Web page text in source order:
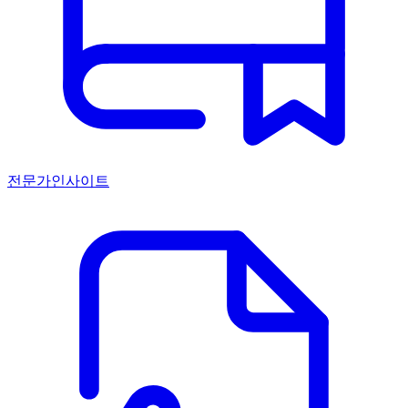
전문가인사이트